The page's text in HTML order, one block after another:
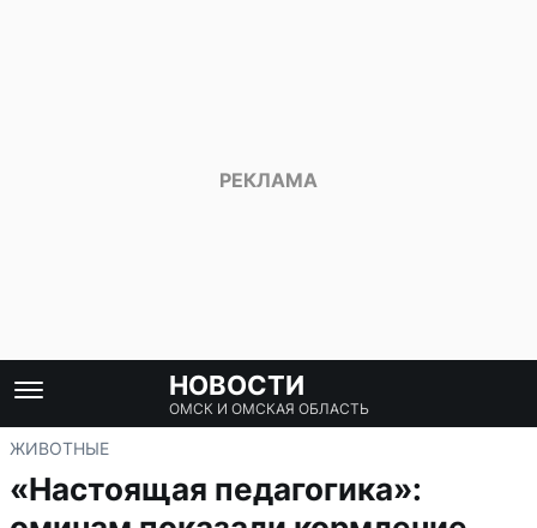
НОВОСТИ
ОМСК И ОМСКАЯ ОБЛАСТЬ
ЖИВОТНЫЕ
«Настоящая педагогика»: